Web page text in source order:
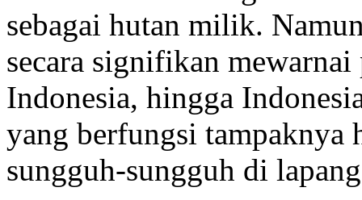
sebagai hutan milik.
secara signifikan
Indonesia, hingga
yang berfungsi tampaknya
sungguh-sungguh di